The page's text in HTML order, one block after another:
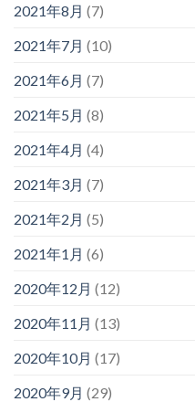
2021年8月 (7)
2021年7月 (10)
2021年6月 (7)
2021年5月 (8)
2021年4月 (4)
2021年3月 (7)
2021年2月 (5)
2021年1月 (6)
2020年12月 (12)
2020年11月 (13)
2020年10月 (17)
2020年9月 (29)